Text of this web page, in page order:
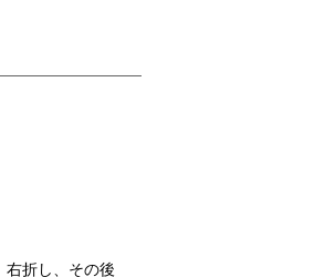
折し、その後